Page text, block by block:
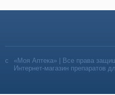
«Моя Аптека» | Все права
Интернет-магазин препаратов